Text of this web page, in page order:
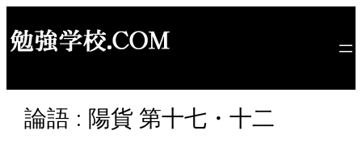
容
ス
論語 : 陽貨 第十七・十二